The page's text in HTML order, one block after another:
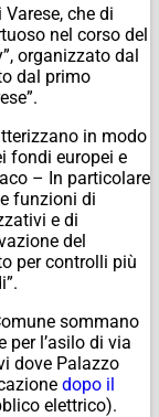
che di
nel corso del
organizzato dal
dal primo
in modo
fondi europei e
– In particolare
funzioni di
e di
del
per controlli più
sommano
per l’asilo di via
dove Palazzo
dopo il
elettrico).